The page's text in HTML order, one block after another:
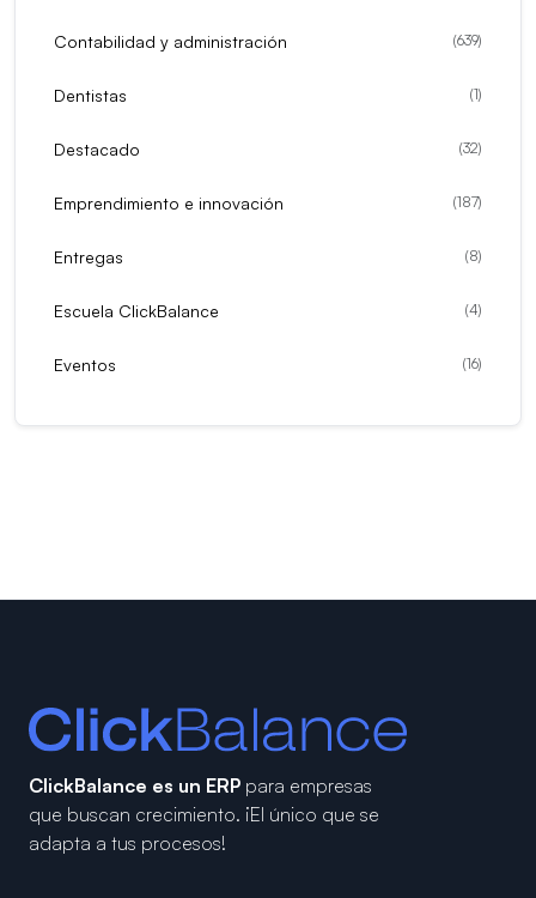
Contabilidad y administración (639)
Dentistas (1)
Destacado (32)
Emprendimiento e innovación (187)
Entregas (8)
Escuela ClickBalance (4)
Eventos (16)
ClickBalance es un ERP para empresas
que buscan crecimiento. ¡El único que se
adapta a tus procesos!